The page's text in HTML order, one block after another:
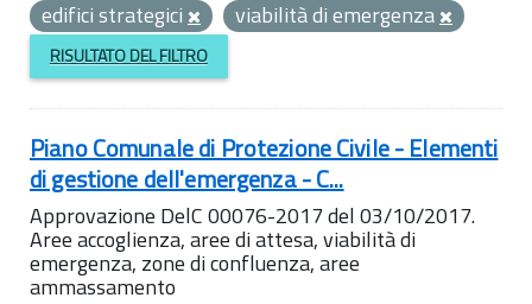
edifici strategici
viabilità di emergenza
RISULTATO DEL FILTRO
Piano Comunale di Protezione Civile - Elementi
di gestione dell'emergenza - C...
Approvazione DelC 00076-2017 del 03/10/2017.
Aree accoglienza, aree di attesa, viabilità di
emergenza, zone di confluenza, aree
ammassamento